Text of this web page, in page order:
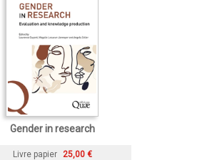
Gender in research
Livre papier 25,00 €